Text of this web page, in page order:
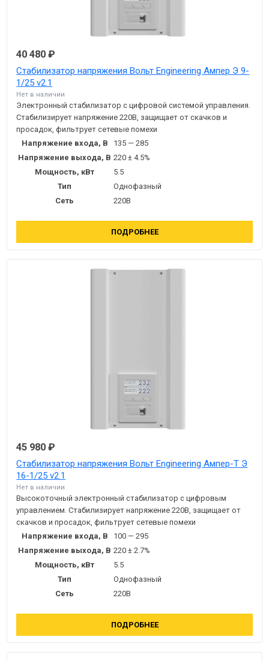
40 480 ₽
Стабилизатор напряжения Вольт Engineering Ампер Э 9-
1/25 v2.1
Нет в наличии
Электронный стабилизатор с цифровой системой управления.
Стабилизирует напряжение 220В, защищает от скачков и
просадок, фильтрует сетевые помехи
Напряжение входа, В
135 — 285
Напряжение выхода, В 220 ± 4.5%
Мощность, кВт
5.5
Тип
Однофазный
Сеть
220В
ПОДРОБНЕЕ
45 980 ₽
Стабилизатор напряжения Вольт Engineering Ампер-Т Э
16-1/25 v2.1
Нет в наличии
Высокоточный электронный стабилизатор с цифровым
управлением. Стабилизирует напряжение 220В, защищает от
скачков и просадок, фильтрует сетевые помехи
Напряжение входа, В
100 — 295
Напряжение выхода, В 220 ± 2.7%
Мощность, кВт
5.5
Тип
Однофазный
Сеть
220В
ПОДРОБНЕЕ